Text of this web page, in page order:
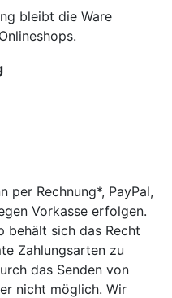
bleibt die Ware
per Rechnung*, PayPal,
Vorkasse erfolgen.
behält sich das Recht
Zahlungsarten zu
das Senden von
nicht möglich. Wir